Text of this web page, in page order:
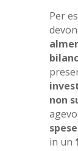
Per
non
in un